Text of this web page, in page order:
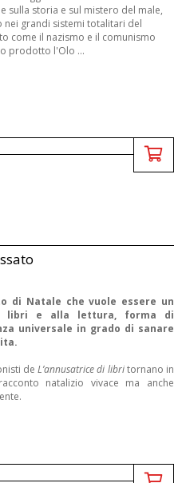
sulla storia e sul mistero del male,
nei grandi sistemi totalitari del
come il nazismo e il comunismo
prodotto l'Olo ...
di Natale che vuole essere un
libri e alla lettura, forma di
universale in grado di sanare
deL’annusatrice di libritornano in
natalizio vivace ma anche